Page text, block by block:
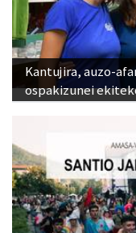
Kantujira, auzo-
ospakizunei